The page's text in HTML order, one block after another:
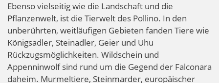
Ebenso vielseitig wie die Landschaft und die
Pflanzenwelt, ist die Tierwelt des Pollino. In den
unberührten, weitläufigen Gebieten fanden Tiere wie
Königsadler, Steinadler, Geier und Uhu
Rückzugsmöglichkeiten. Wildschein und
Appenninwolf sind rund um die Gegend der Falconara
daheim. Murmeltiere, Steinmarder, europäischer